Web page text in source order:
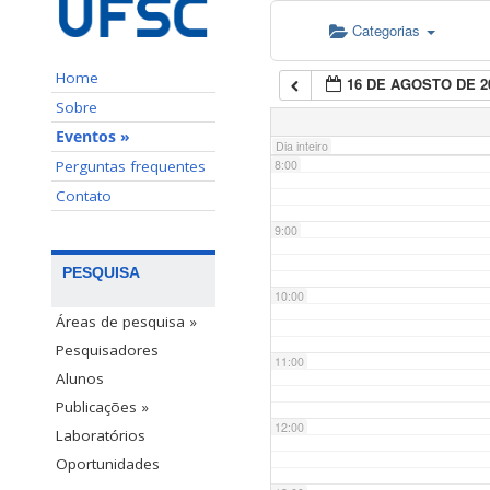
Home
Sobre
Eventos »
Perguntas frequentes
Contato
PESQUISA
Áreas de pesquisa »
Pesquisadores
Alunos
Publicações »
Laboratórios
Oportunidades
Categorias
16 DE AGOSTO DE
Dia inteiro
7:00
8:00
9:00
10:00
11:00
12:00